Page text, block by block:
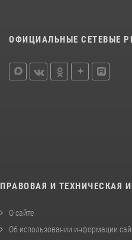
ОФИЦИАЛЬНЫЕ СЕТЕВЫЕ
ПРАВОВАЯ И ТЕХНИЧЕСКАЯ
О сайте
Об использовании информации